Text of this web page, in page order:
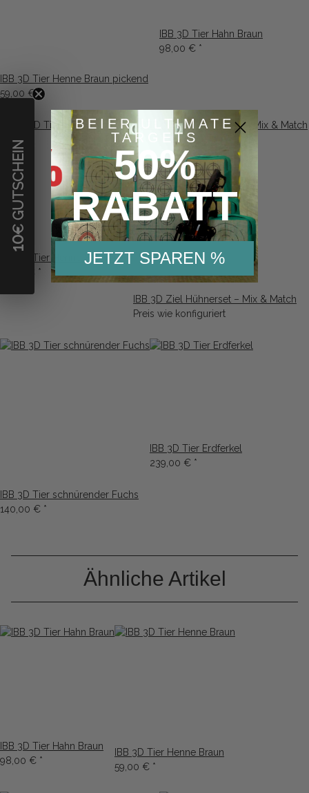
IBB 3D Tier Henne Braun pickend
59,00 €*
IBB 3D Tier Hahn Braun
98,00 € *
IBB 3D Tier Henne Schwarz
*
IBB 3D Ziel Hühnerset – Mix & Match
Preis wie konfiguriert
IBB 3D Tier schnürender Fuchs
140,00 € *
IBB 3D Tier Erdferkel
239,00 € *
Ähnliche Artikel
IBB 3D Tier Hahn Braun
98,00 € *
IBB 3D Tier Henne Braun
59,00 € *
10
€ GUTSCHEIN
BEIER ULTIMATE
TARGETS
50%
RABATT
JETZT SPAREN %